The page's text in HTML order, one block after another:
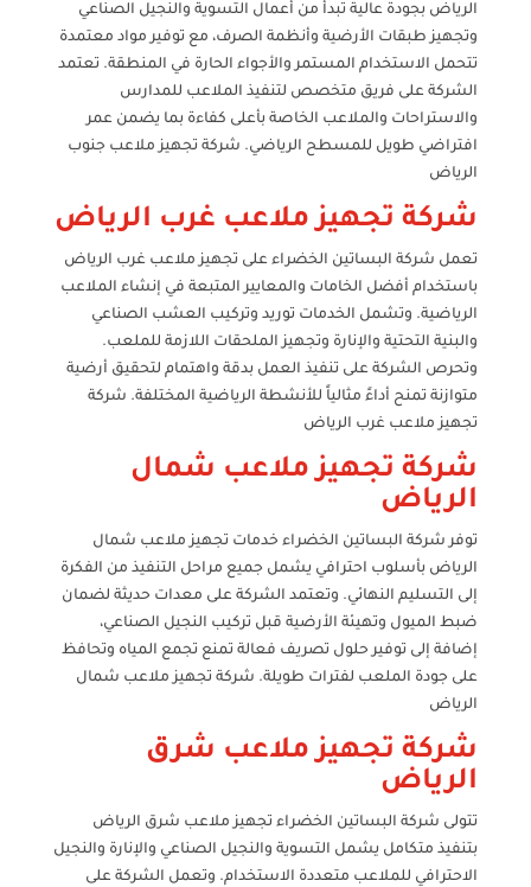
الرياض بجودة عالية تبدأ من أعمال التسوية والنجيل الصناعي
وتجهيز طبقات الأرضية وأنظمة الصرف، مع توفير مواد معتمدة
تتحمل الاستخدام المستمر والأجواء الحارة في المنطقة. تعتمد
الشركة على فريق متخصص لتنفيذ الملاعب للمدارس
والاستراحات والملاعب الخاصة بأعلى كفاءة بما يضمن عمر
افتراضي طويل للمسطح الرياضي. شركة تجهيز ملاعب جنوب
الرياض
شركة تجهيز ملاعب غرب الرياض
تعمل شركة البساتين الخضراء على تجهيز ملاعب غرب الرياض
باستخدام أفضل الخامات والمعايير المتبعة في إنشاء الملاعب
الرياضية. وتشمل الخدمات توريد وتركيب العشب الصناعي
والبنية التحتية والإنارة وتجهيز الملحقات اللازمة للملعب.
وتحرص الشركة على تنفيذ العمل بدقة واهتمام لتحقيق أرضية
متوازنة تمنح أداءً مثالياً للأنشطة الرياضية المختلفة. شركة
تجهيز ملاعب غرب الرياض
شركة تجهيز ملاعب شمال
الرياض
توفر شركة البساتين الخضراء خدمات تجهيز ملاعب شمال
الرياض بأسلوب احترافي يشمل جميع مراحل التنفيذ من الفكرة
إلى التسليم النهائي. وتعتمد الشركة على معدات حديثة لضمان
ضبط الميول وتهيئة الأرضية قبل تركيب النجيل الصناعي،
إضافة إلى توفير حلول تصريف فعالة تمنع تجمع المياه وتحافظ
على جودة الملعب لفترات طويلة. شركة تجهيز ملاعب شمال
الرياض
شركة تجهيز ملاعب شرق
الرياض
تتولى شركة البساتين الخضراء تجهيز ملاعب شرق الرياض
بتنفيذ متكامل يشمل التسوية والنجيل الصناعي والإنارة والنجيل
الاحترافي للملاعب متعددة الاستخدام. وتعمل الشركة على